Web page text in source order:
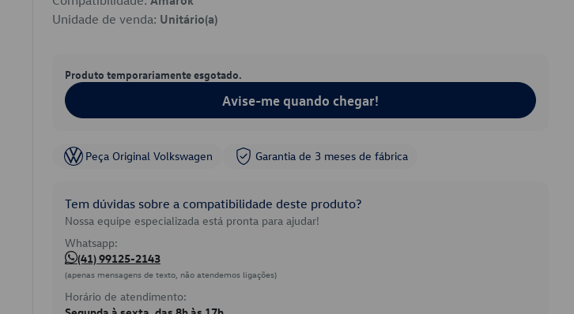
Unidade de venda: Unitário(a)
Produto temporariamente esgotado.
Avise-me quando chegar!
Peça Original Volkswagen Garantia de 3 meses de fábrica
Tem dúvidas sobre a compatibilidade deste produto?
Nossa equipe especializada está pronta para ajudar!
Whatsapp:
(41) 99125-2143
(apenas mensagens de texto, não atendemos ligações)
Horário de atendimento: